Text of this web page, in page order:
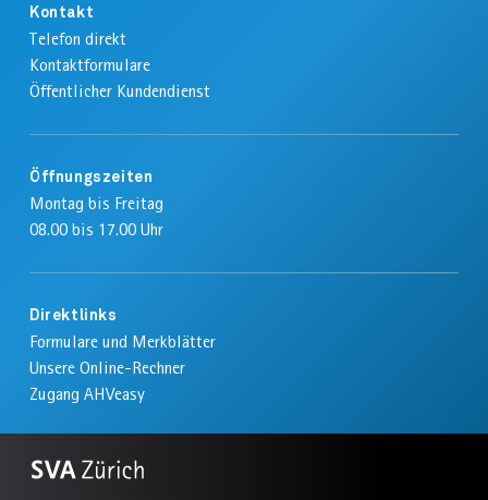
Kontakt
Telefon direkt
Kontaktformulare
Öffentlicher Kundendienst
Öffnungszeiten
Montag bis Freitag
08.00 bis 17.00 Uhr
Direktlinks
Formulare und Merkblätter
Unsere Online-Rechner
Zugang AHVeasy
Zur